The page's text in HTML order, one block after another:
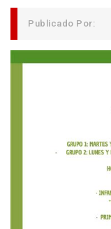
Publicado Por: